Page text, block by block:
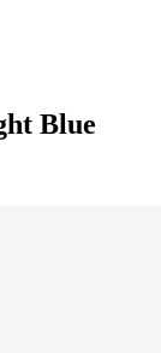
Blue